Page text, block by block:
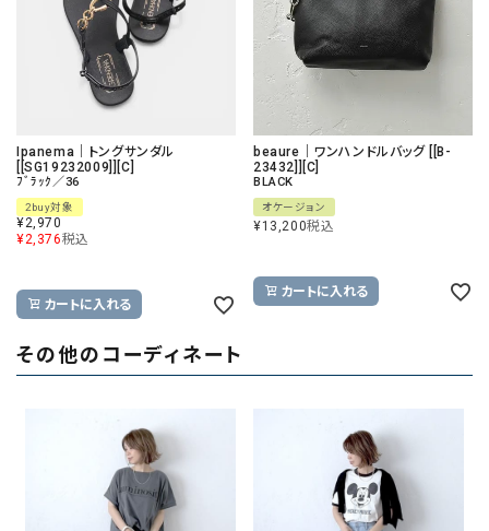
Ipanema｜トングサンダル
[[SG19232009]][C]
ﾌﾞﾗｯｸ／36
2buy対象
¥2,970
¥2,376税込
カートに入れる
beaure｜ワンハンドルバッグ [[B-
23432]][C]
BLACK
オケージョン
¥13,200税込
カートに入れる
その他のコーディネート